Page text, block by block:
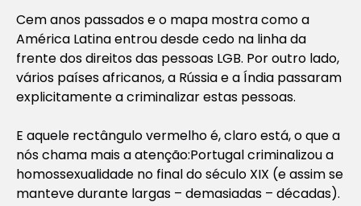
Cem anos passados e o mapa mostra como a
América Latina entrou desde cedo na linha da
frente dos direitos das pessoas LGB. Por outro lado,
vários países africanos, a Rússia e a Índia passaram
explicitamente a criminalizar estas pessoas.
E aquele rectângulo vermelho é, claro está, o que a
nós chama mais a atenção:Portugal criminalizou a
homossexualidade no final do século XIX (e assim se
manteve durante largas – demasiadas – décadas).